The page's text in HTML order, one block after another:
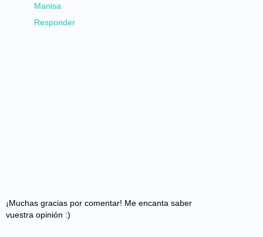
Manisa
Responder
¡Muchas gracias por comentar! Me encanta saber
vuestra opinión :)